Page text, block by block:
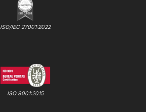
ISO/IEC 27001:2022
ISO 9001:2015